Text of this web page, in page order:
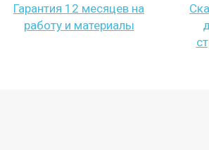
Гарантия 12 месяцев на
работу и материалы